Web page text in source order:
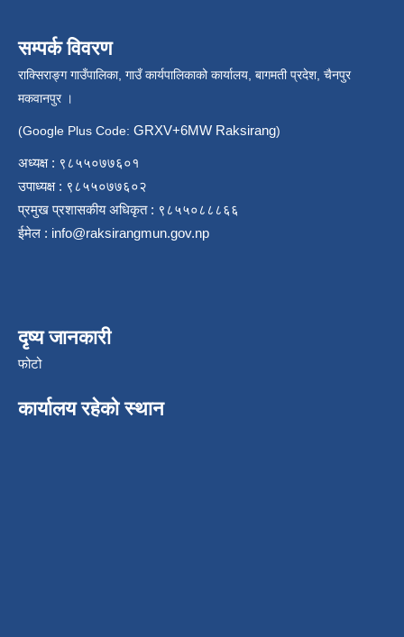
सम्पर्क विवरण
राक्सिराङ्ग गाउँपालिका, गाउँ कार्यपालिकाको कार्यालय, बागमती प्रदेश, चैनपुर
मकवानपुर ।
(Google Plus Code: GRXV+6MW Raksirang)
अध्यक्ष : ९८५५०७७६०१
उपाध्यक्ष : ९८५५०७७६०२
प्रमुख प्रशासकीय अधिकृत : ९८५५०८८८६६
ईमेल : info@raksirangmun.gov.np
दृष्य जानकारी
फोटो
कार्यालय रहेको स्थान